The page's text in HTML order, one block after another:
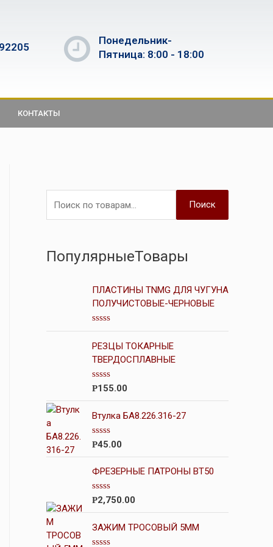
Понедельник-
Пятница: 8:00 - 18:00
КОНТАКТЫ
Поиск
ПопулярныеТовары
ПЛАСТИНЫ TNMG ДЛЯ ЧУГУНА
ПОЛУЧИСТОВЫЕ-ЧЕРНОВЫЕ
О
ц
е
н
а
0
з
5
РЕЗЦЫ ТОКАРНЫЕ
ТВЕРДОСПЛАВНЫЕ
О
н
а
0
з
5
Р155.00
Втулка БА8.226.316-27
О
н
а
0
5
Р45.00
ФРЕЗЕРНЫЕ ПАТРОНЫ BT50
О
н
Р2,750.00
ЗАЖИМ ТРОСОВЫЙ 5ММ